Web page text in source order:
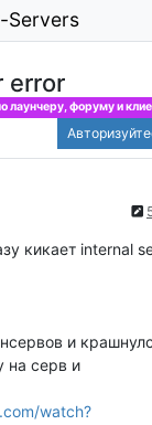
error
лаунчеру, форуму и
кикает internal
и
на серв и
watch?